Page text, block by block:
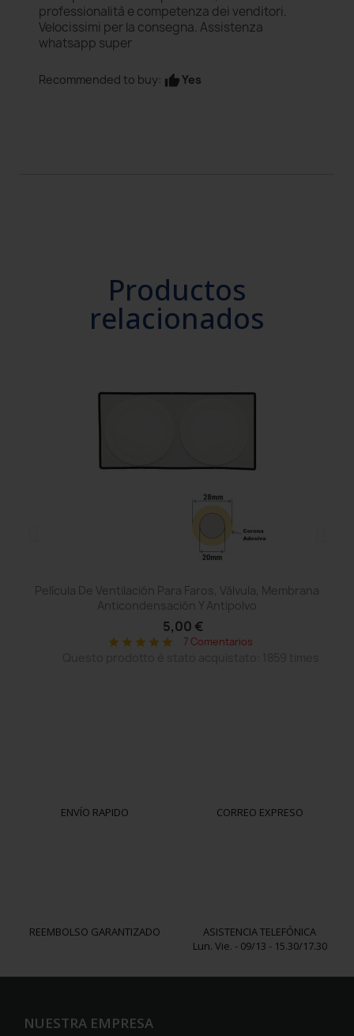
professionalità e competenza dei venditori.
Velocissimi per la consegna. Assistenza
whatsapp super
Recommended to buy: thumb_upYes
Productos
relacionados
Película De Ventilación Para Faros, Válvula, Membrana
Anticondensación Y Antipolvo
5,00 €
star star star star star 7 Comentarios
ENVÍO RAPIDO CORREO EXPRESO
REEMBOLSO GARANTIZADO
ASISTENCIA TELEFÓNICA
Lun. Vie. - 09/13 - 15.30/17.30
NUESTRA EMPRESA